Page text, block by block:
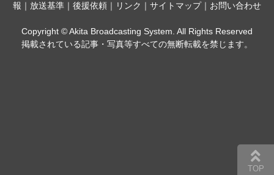
報 ｜ 放送基準 ｜ 後援依頼 ｜ リンク ｜ サイトマップ｜ お問い合わせ
Copyright © Akita Broadcasting System. All Rights Reserved
掲載されている記事・写真等すべての無断転載を禁じます。